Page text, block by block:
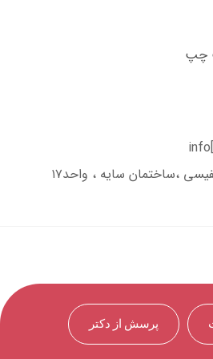
،ساختمان سایه ، واحد۱۷
پرسش از دکتر